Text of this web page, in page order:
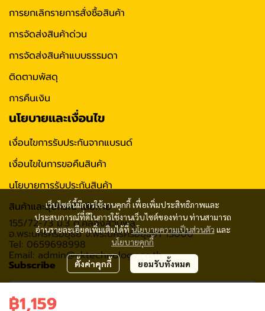
฿1,159
เว็บไซต์นี้มีการใช้งานคุกกี้ เพื่อเพิ่มประสิทธิภาพและ
ประสบการณ์ที่ดีในการใช้งานเว็บไซต์ของท่าน ท่านสามารถ
อ่านรายละเอียดเพิ่มเติมได้ที่นโยบายความเป็นส่วนตัว และ
นโยบายคุกกี้
ตั้งค่าคุกกี้ ยอมรับทั้งหมด
การยกเลิกรายการสั่งซื้อสินค้า
การจัดส่งสินค้าด่วน
การจัดส่งสินค้าแบบธรรมดา
ติดตามพัสดุ
การคืนเงิน
นโยบายและเงื่อนไข
เงื่อนไขการรับประกันจากแบรนด์
เงื่อนไขในการขอคืนสินค้า
นโยบายการรับประกันสินค้า
สินค้าและอุปกรณ์ เสียหาย
155/72-73 ม.3 ต.คลองสวนพลู
อ.พระนครศรีอยุธย จ.พระนครศรีอยุธยา 13000
Tel: 0659698998
Email: admin@cktechnology.co.th
Subscribe